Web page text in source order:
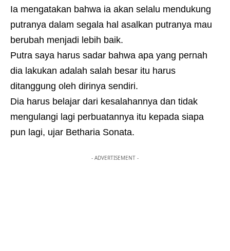
Ia mengatakan bahwa ia akan selalu mendukung
putranya dalam segala hal asalkan putranya mau
berubah menjadi lebih baik.
Putra saya harus sadar bahwa apa yang pernah
dia lakukan adalah salah besar itu harus
ditanggung oleh dirinya sendiri.
Dia harus belajar dari kesalahannya dan tidak
mengulangi lagi perbuatannya itu kepada siapa
pun lagi, ujar Betharia Sonata.
- ADVERTISEMENT -